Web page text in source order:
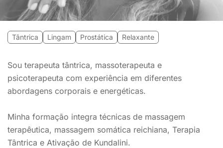
Tântrica Lingam Prostática Relaxante
Sou terapeuta tântrica, massoterapeuta e
psicoterapeuta com experiência em diferentes
abordagens corporais e energéticas.
Minha formação integra técnicas de massagem
terapêutica, massagem somática reichiana, Terapia
Tântrica e Ativação de Kundalini.